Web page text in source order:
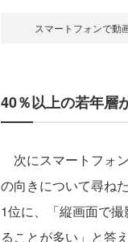
スマートフォンで動
40％以上の若年層
次にスマートフォ
の向きについて尋ね
1位に、「縦画面で
ることが多い」と答